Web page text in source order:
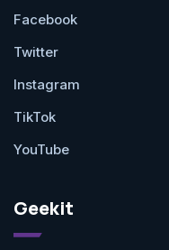
Facebook
Twitter
Instagram
TikTok
YouTube
Geekit